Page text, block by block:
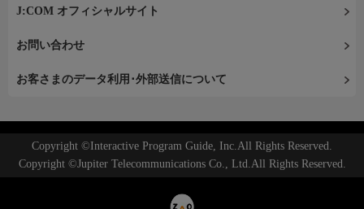
J:COM オフィシャルサイト
お問い合わせ
お客さまのデータ利用･外部送信について
Copyright ©Interactive Program Guide, Inc.All Rights Reserved.
Copyright ©Jupiter Telecommunications Co., Ltd.All Rights Reserved.